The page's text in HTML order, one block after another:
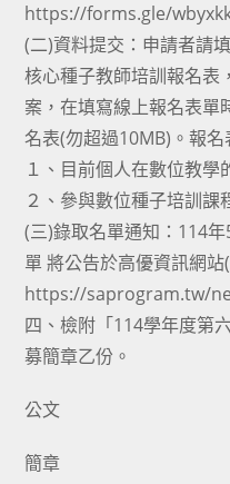
https://forms.gle/
(二)資料提交：申請者請
核心種子教師培訓報名表
案，在填寫線上報名表單
名表(勿超過10MB)。報名
１、目前個人在數位教學
２、參與數位種子培訓課
(三)錄取名單通知：114
單 將公告於高優資訊網站(
https://saprogram.tw/
四、檢附「114學年度第
募簡章乙份。
公文
簡章